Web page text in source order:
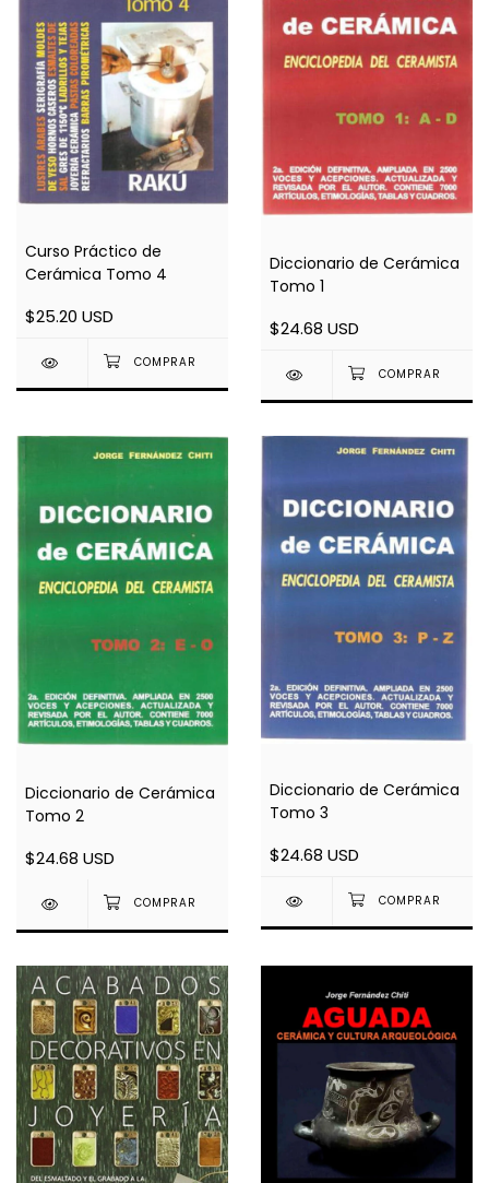
Curso Práctico de
Cerámica Tomo 4
$25.20 USD
Diccionario de Cerámica
Tomo 1
$24.68 USD
Diccionario de Cerámica
Tomo 2
$24.68 USD
Diccionario de Cerámica
Tomo 3
$24.68 USD